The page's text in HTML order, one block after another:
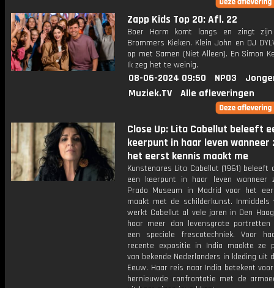
Zapp Kids Top 20: Afl. 22
Boer Harm komt langs en zingt zijn
Brommers Kieken. Klein John en DJ
op met Samen (Niet Alleen). En Simon
Ik zeg het te weinig.
08-06-2024 09:50 NPO3
Muziek.TV
Alle afleveringen
Close Up: Lita Cabellut beleeft
keerpunt in haar leven wanneer
het eerst kennis maakt me
Kunstenares Lita Cabellut (1961) beleeft
een keerpunt in haar leven wanneer
Prado Museum in Madrid voor het
maakt met de schilderkunst. Inmiddels
werkt Cabellut al vele jaren in Den
haar meer dan levensgrote
een speciale frescotechniek. Voor
recente expositie in India maakte ze
van bekende Nederlanders in kleding uit
Eeuw. Haar reis naar India betekent
hernieuwde confrontatie met de